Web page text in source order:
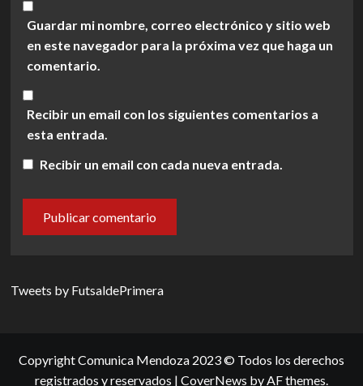
Guardar mi nombre, correo electrónico y sitio web
en este navegador para la próxima vez que haga un
comentario.
Recibir un email con los siguientes comentarios a
esta entrada.
Recibir un email con cada nueva entrada.
Tweets by FutsaldePrimera
Copyright Comunica Mendoza 2023 © Todos los derechos
registrados y reservados | CoverNews by AF themes.